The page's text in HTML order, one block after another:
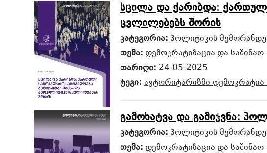
სცილა და ქარიბდა:
ცვლილებებს შორის
კატეგორია: პოლიტიკის
თემა: დემოკრატიზაცია და
თარიღი: 24-05-2025
ტეგი: ავტორიტარიზმიდემოკრატია
გამოხატვა და გამიჯვნა:
კატეგორია: პოლიტიკის
თემა: დემოკრატიზაცია და